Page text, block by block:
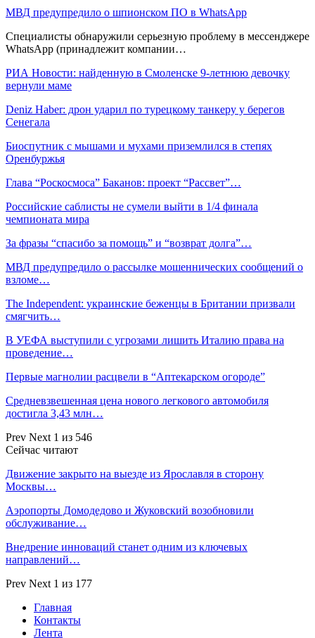
МВД предупредило о шпионском ПО в WhatsApp
Специалисты обнаружили серьезную проблему в мессенджере
WhatsApp (принадлежит компании…
РИА Новости: найденную в Смоленске 9-летнюю девочку
вернули маме
Deniz Haber: дрон ударил по турецкому танкеру у берегов
Сенегала
Биоспутник с мышами и мухами приземлился в степях
Оренбуржья
Глава “Роскосмоса” Баканов: проект “Рассвет”…
Российские саблисты не сумели выйти в 1/4 финала
чемпионата мира
За фразы “спасибо за помощь” и “возврат долга”…
МВД предупредило о рассылке мошеннических сообщений о
взломе…
The Independent: украинские беженцы в Британии призвали
смягчить…
В УЕФА выступили с угрозами лишить Италию права на
проведение…
Первые магнолии расцвели в “Аптекарском огороде”
Средневзвешенная цена нового легкового автомобиля
достигла 3,43 млн…
Prev Next 1 из 546
Сейчас читают
Движение закрыто на выезде из Ярославля в сторону
Москвы…
Аэропорты Домодедово и Жуковский возобновили
обслуживание…
Внедрение инноваций станет одним из ключевых
направлений…
Prev Next 1 из 177
Главная
Контакты
Лента